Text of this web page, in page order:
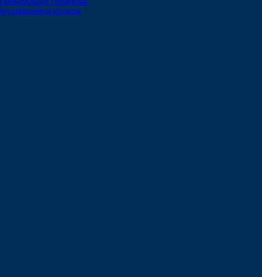
Менсадыка Гарипова
кровли